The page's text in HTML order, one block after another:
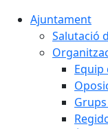
Ajuntament
Salutació
Equip